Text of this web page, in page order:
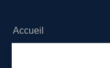
Accueil